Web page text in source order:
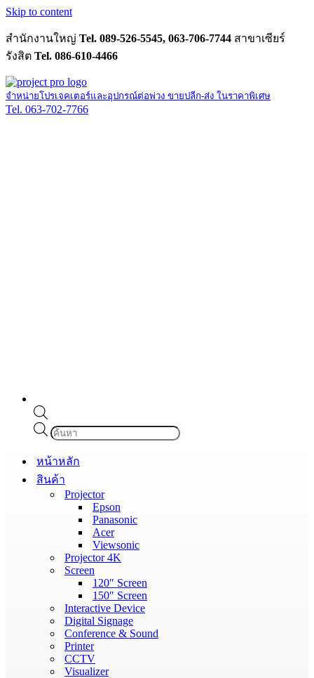
Skip to content
สำนักงานใหญ่ Tel. 089-526-5545, 063-706-7744 สาขาเซียร์
รังสิต Tel. 086-610-4466
จำหน่ายโปรเจคเตอร์และอุปกรณ์ต่อพ่วง ขายปลีก-ส่ง ในราคาพิเศษ
Tel. 063-702-7766
Products
search
หน้าหลัก
สินค้า
Projector
Epson
Panasonic
Acer
Viewsonic
Projector 4K
Screen
120″ Screen
150″ Screen
Interactive Device
Digital Signage
Conference & Sound
Printer
CCTV
Visualizer